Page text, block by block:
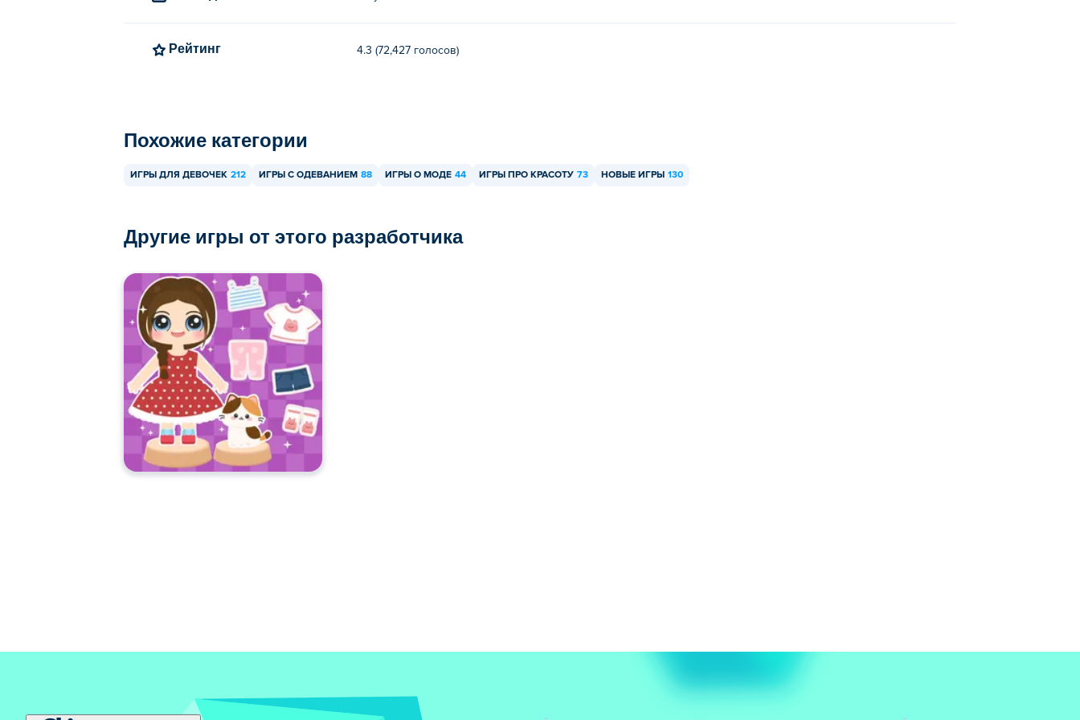
Рейтинг 4.3 (72,427 голосов)
Похожие категории
ИГРЫ ДЛЯ ДЕВОЧЕК 212 ИГРЫ С ОДЕВАНИЕМ 88 ИГРЫ О МОДЕ 44 ИГРЫ ПРО КРАСОТУ 73 НОВЫЕ ИГРЫ 130
Другие игры от этого разработчика